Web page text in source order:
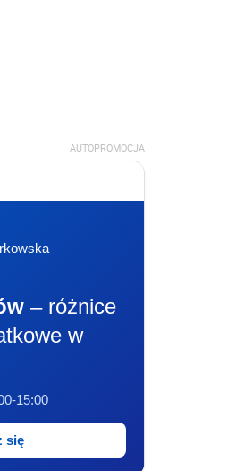
AUTOPROMOCJA
– różnice
w
15:00
się